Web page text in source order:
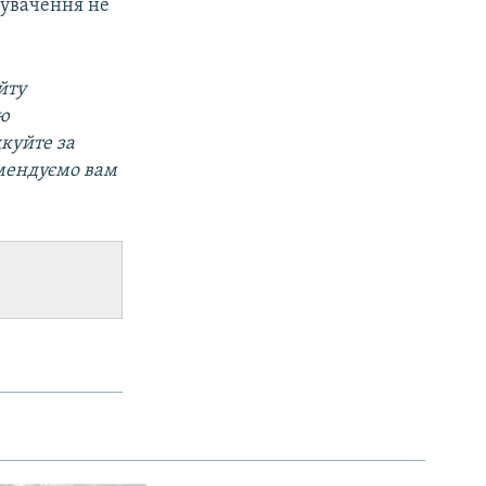
не
за
вам